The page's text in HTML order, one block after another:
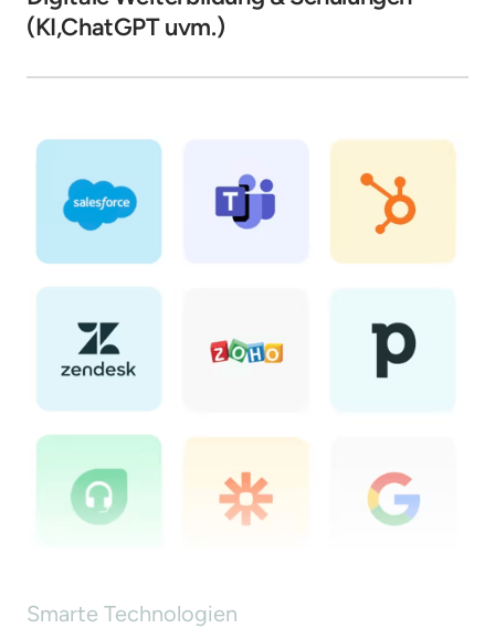
(KI,ChatGPT uvm.)
Smarte Technologien